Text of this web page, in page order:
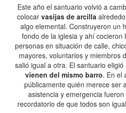
Este año el santuario volvió a
colocar vasijas de arcilla
algo elemental. Construyeron un
fondo de la iglesia y ahí cocieron
personas en situación de calle,
mayores, voluntarios y miembros
salió igual a otra. El santuario
vienen del mismo barro. En el
públicamente quién merece ser
asistencia y emergencia
recordatorio de que todos son